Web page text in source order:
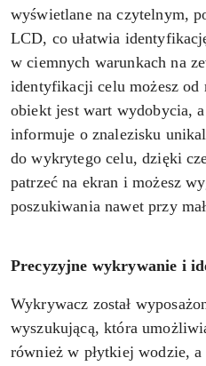
wyświetlane na czytelnym,
LCD, co ułatwia
w ciemnych warunkach na
identyfikacji celu możesz od
obiekt jest wart wydobycia,
informuje o znalezisku
do wykrytego celu, dzięki
patrzeć na ekran i możesz
poszukiwania nawet przy
Precyzyjne wykrywanie i
Wykrywacz został
wyszukującą, która
również w płytkiej wodzie,